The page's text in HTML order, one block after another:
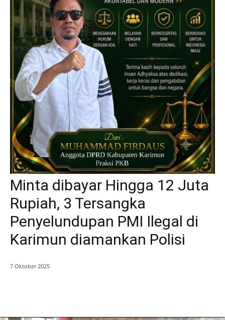
Minta dibayar Hingga 12 Juta
Rupiah, 3 Tersangka
Penyelundupan PMI Ilegal di
Karimun diamankan Polisi
7 Oktober 2025